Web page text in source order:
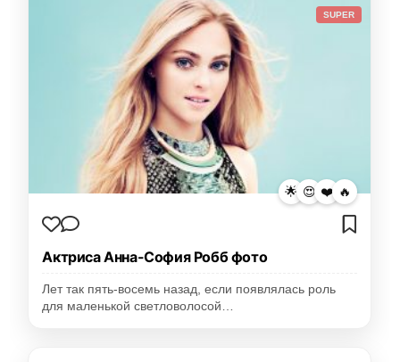
SUPER
🌟 😍 ❤️ 🔥
Актриса Анна-Cофия Робб фото
Лет так пять-восемь назад, если появлялась роль
для маленькой светловолосой…